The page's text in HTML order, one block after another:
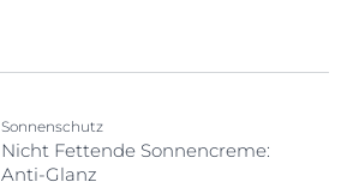
Sonnenschutz
Nicht Fettende Sonnencreme:
Anti-Glanz